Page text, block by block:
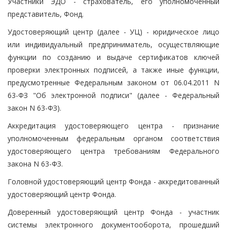
представитель, Фонд.
Удостоверяющий центр (далее - УЦ) - юридическое лицо
или индивидуальный предприниматель, осуществляющие
функции по созданию и выдаче сертификатов ключей
проверки электронных подписей, а также иные функции,
предусмотренные Федеральным законом от 06.04.2011 N
63-ФЗ "Об электронной подписи" (далее - Федеральный
закон N 63-ФЗ).
Аккредитация удостоверяющего центра - признание
уполномоченным федеральным органом соответствия
удостоверяющего центра требованиям Федерального
закона N 63-ФЗ.
Головной удостоверяющий центр Фонда - аккредитованный
удостоверяющий центр Фонда.
Доверенный удостоверяющий центр Фонда - участник
системы электронного документооборота, прошедший